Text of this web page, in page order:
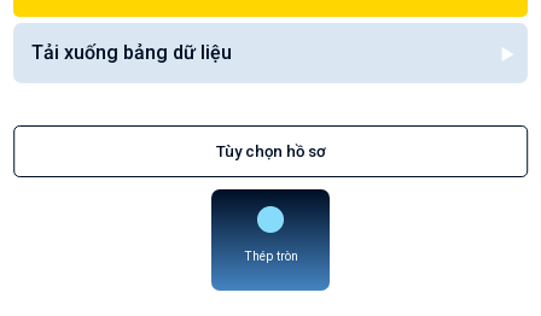
Tải xuống bảng dữ liệu
Tùy chọn hồ sơ
Thép tròn